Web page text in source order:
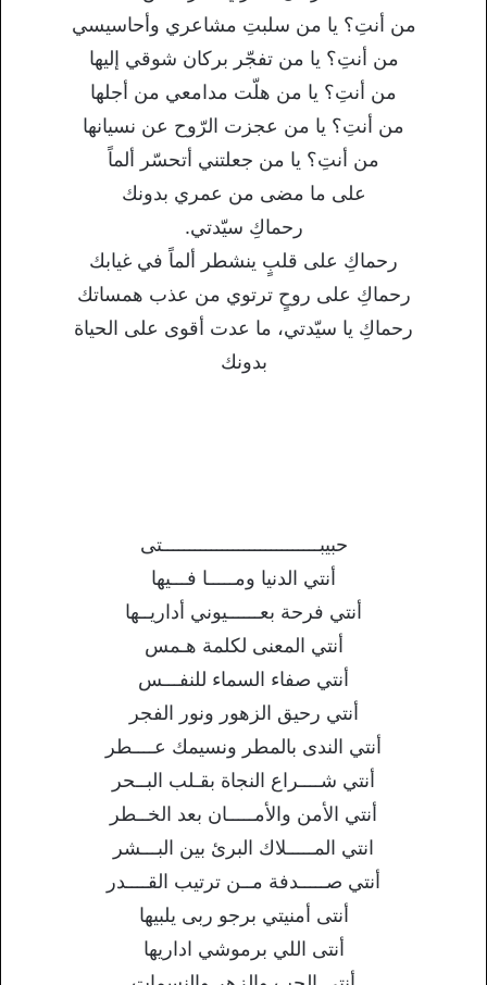
من أنتِ؟ يا من سلبتِ مشاعري وأحاسيسي
من أنتِ؟ يا من تفجّر بركان شوقي إليها
من أنتِ؟ يا من هلّت مدامعي من أجلها
من أنتِ؟ يا من عجزت الرّوح عن نسيانها
من أنتِ؟ يا من جعلتني أتحسّر ألماً
على ما مضى من عمري بدونك
رحماكِ سيّدتي.
رحماكِ على قلبٍ ينشطر ألماً في غيابك
رحماكِ على روحٍ ترتوي من عذب همساتك
رحماكِ يا سيّدتي، ما عدت أقوى على الحياة
بدونك
حبيبـــــــــــــــــــــــــــــتى
أنتي الدنيا ومـــــا فـــيها
أنتي فرحة بعــــــيوني أداريــها
أنتي المعنى لكلمة هـمس
أنتي صفاء السماء للنفـــس
أنتي رحيق الزهور ونور الفجر
أنتي الندى بالمطر ونسيمك عــــطر
أنتي شــــراع النجاة بقـلب البــحر
أنتي الأمن والأمـــــان بعد الخــطر
انتي المـــــلاك البرئ بين البـــشر
أنتي صـــــدفة مــن ترتيب القــــدر
أنتى أمنيتي برجو ربى يلبيها
أنتى اللي برموشي اداريها